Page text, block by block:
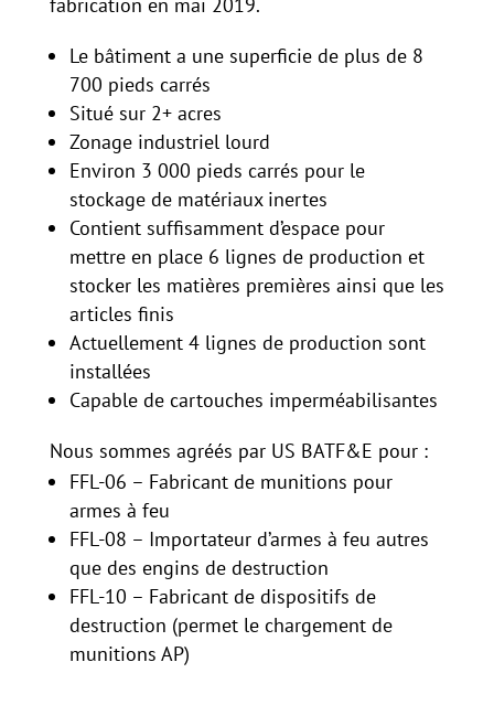
Le bâtiment a une superficie de plus de 8
700 pieds carrés
Situé sur 2+ acres
Zonage industriel lourd
Environ 3 000 pieds carrés pour le
stockage de matériaux inertes
Contient suffisamment d’espace pour
mettre en place 6 lignes de production et
stocker les matières premières ainsi que les
articles finis
Actuellement 4 lignes de production sont
installées
Capable de cartouches imperméabilisantes
Nous sommes agréés par US BATF&E pour :
FFL-06 – Fabricant de munitions pour
armes à feu
FFL-08 – Importateur d’armes à feu autres
que des engins de destruction
FFL-10 – Fabricant de dispositifs de
destruction (permet le chargement de
munitions AP)